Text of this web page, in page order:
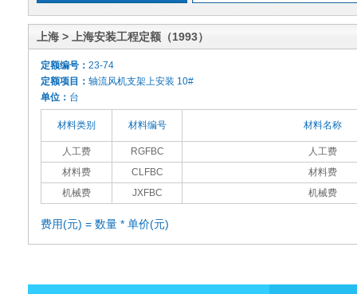
上海 > 上海安装工程定额（1993）
定额编号： 23-74
定额项目： 轴流风机支架上安装 10#
单位： 台
材料类别 材料编号 材料名称
人工费 RGFBC
人工费
材料费
CLFBC
材料费
机械费
JXFBC 机械费
费用(元) = 数量 * 单价(元)